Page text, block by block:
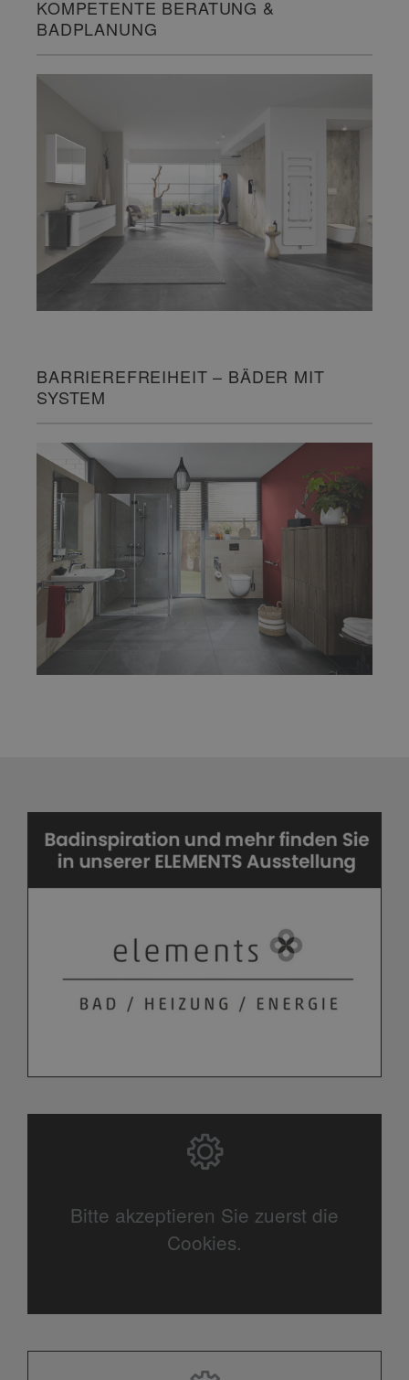
KOMPETENTE BERATUNG &
BADPLANUNG
BARRIEREFREIHEIT – BÄDER MIT
SYSTEM
Bitte akzeptieren Sie zuerst die
Cookies.